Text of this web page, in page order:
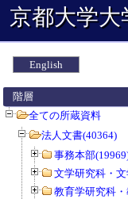
京都大学
English
階層
全ての所蔵資料
法人文書(40364)
事務本部
文学研究科・
教育学研究科